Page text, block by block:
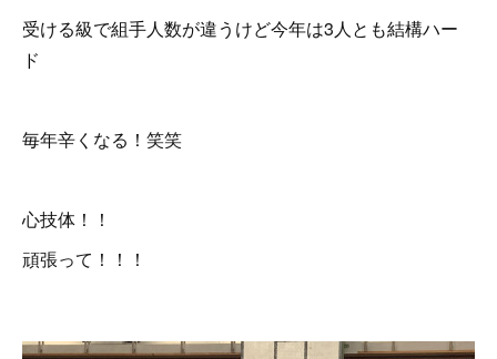
受ける級で組手人数が違うけど今年は3人とも結構ハー
ド
毎年辛くなる！笑笑
心技体！！
頑張って！！！